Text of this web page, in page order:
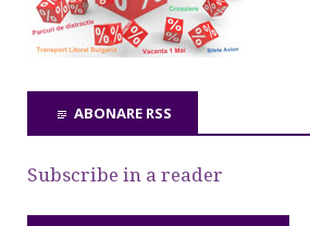
ABONARE RSS
Subscribe in a reader